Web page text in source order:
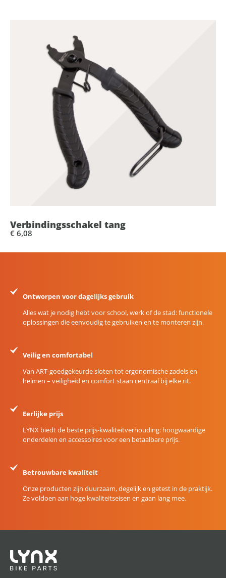
Verbindingsschakel tang
€ 6,08
Ontworpen voor dagelijks gebruik
Alles wat je nodig hebt voor school, werk of de stad: functionele
oplossingen die eenvoudig te gebruiken en te monteren zijn.
Veilig en comfortabel
Van ART-goedgekeurde sloten tot ergonomische zadels en
helmen – veiligheid en comfort staan centraal bij elke rit.
Eerlijke prijs
LYNX biedt de beste prijs-kwaliteitverhouding: hoogwaardige
onderdelen en accessoires voor een betaalbare prijs.
Betrouwbare kwaliteit
Onze producten zijn duurzaam, degelijk en getest in de praktijk.
Ze voldoen aan hoge kwaliteitseisen en gaan lang mee.